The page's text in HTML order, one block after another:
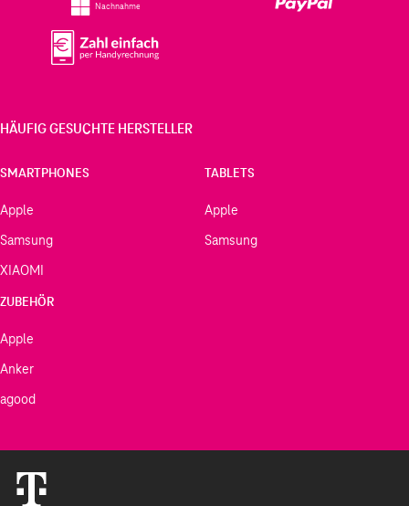
Nachnahme
HÄUFIG GESUCHTE HERSTELLER
SMARTPHONES
Apple
Samsung
XIAOMI
TABLETS
Apple
Samsung
ZUBEHÖR
Apple
Anker
agood